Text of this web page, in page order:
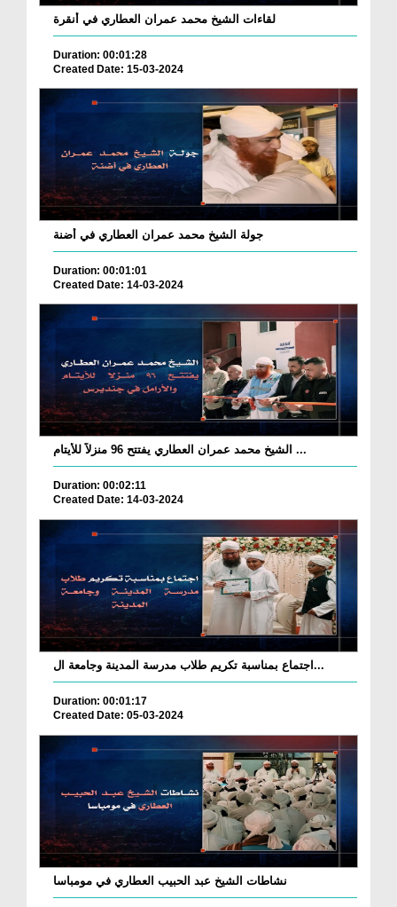
لقاءات الشيخ محمد عمران العطاري في أنقرة
Duration: 00:01:28
Created Date: 15-03-2024
جولة الشيخ محمد عمران العطاري في أضنة
Duration: 00:01:01
Created Date: 14-03-2024
الشيخ محمد عمران العطاري يفتتح 96 منزلاً للأيتام ...
Duration: 00:02:11
Created Date: 14-03-2024
اجتماع بمناسبة تكريم طلاب مدرسة المدينة وجامعة ال...
Duration: 00:01:17
Created Date: 05-03-2024
نشاطات الشيخ عبد الحبيب العطاري في مومباسا